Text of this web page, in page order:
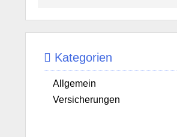
Kategorien
Allgemein
Versicherungen